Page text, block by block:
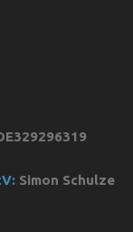
Simon Schulze